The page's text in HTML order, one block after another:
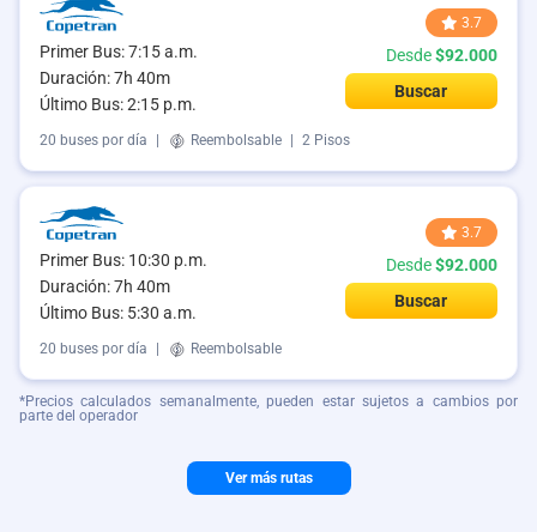
Primer Bus: 7:15 a.m.
Duración: 7h 40m
Último Bus: 2:15 p.m.
3.7
Desde$92.000
Buscar
20 buses por día | Reembolsable | 2 Pisos
Primer Bus: 10:30 p.m.
Duración: 7h 40m
Último Bus: 5:30 a.m.
3.7
Desde$92.000
Buscar
20 buses por día Reembolsable
*Precios calculados semanalmente, pueden estar sujetos a cambios por
parte del operador
Ver más rutas